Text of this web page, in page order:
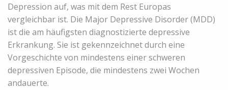
Depression auf, was mit dem Rest Europas
vergleichbar ist. Die Major Depressive Disorder (MDD)
ist die am häufigsten diagnostizierte depressive
Erkrankung. Sie ist gekennzeichnet durch eine
Vorgeschichte von mindestens einer schweren
depressiven Episode, die mindestens zwei Wochen
andauerte.